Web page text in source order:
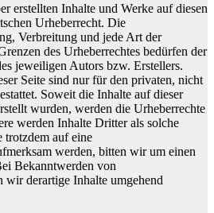
erstellten Inhalte und Werke auf diesen
Urheberrecht. Die
Verbreitung und jede Art der
des Urheberrechtes bedürfen der
jeweiligen Autors bzw. Erstellers.
Seite sind nur für den privaten, nicht
Soweit die Inhalte auf dieser
wurden, werden die Urheberrechte
werden Inhalte Dritter als solche
trotzdem auf eine
werden, bitten wir um einen
Bekanntwerden von
wir derartige Inhalte umgehend